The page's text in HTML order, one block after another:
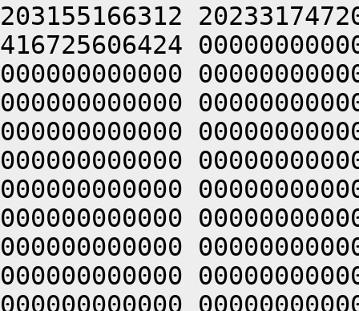
203155166312
416725606424
000000000000
000000000000
000000000000
000000000000
000000000000
000000000000
000000000000
000000000000
000000000000